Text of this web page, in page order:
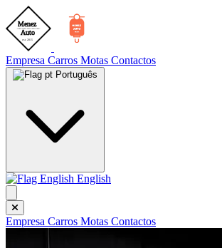
Empresa Carros Motas Contactos
Português
English
Empresa Carros Motas Contactos